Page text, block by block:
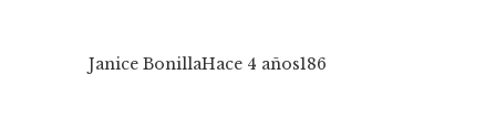
Janice BonillaHace 4 años186